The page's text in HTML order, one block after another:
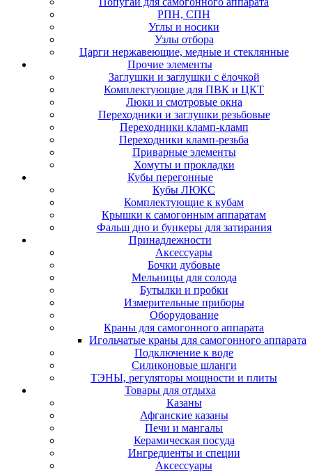
РПН, СПН
Углы и носики
Узлы отбора
Царги нержавеющие, медные и стеклянные
Прочие элементы
Заглушки и заглушки с ёлочкой
Комплектующие для ПВК и ЦКТ
Люки и смотровые окна
Переходники и заглушки резьбовые
Переходники кламп-кламп
Переходники кламп-резьба
Приварные элементы
Хомуты и прокладки
Кубы перегонные
Кубы ЛЮКС
Комплектующие к кубам
Крышки к самогонным аппаратам
Фальш дно и бункеры для затирания
Принадлежности
Аксессуары
Бочки дубовые
Мельницы для солода
Бутылки и пробки
Измерительные приборы
Оборудование
Краны для самогонного аппарата
Игольчатые краны для самогонного аппарата
Подключение к воде
Силиконовые шланги
ТЭНЫ, регуляторы мощности и плиты
Товары для отдыха
Казаны
Афганские казаны
Печи и мангалы
Керамическая посуда
Ингредиенты и специи
Аксессуары